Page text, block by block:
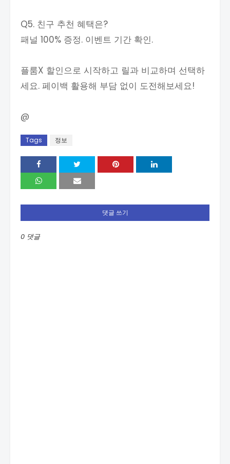
Q5. 친구 추천 혜택은?
패널 100% 증정. 이벤트 기간 확인.
플룸X 할인으로 시작하고 릴과 비교하며 선택하
세요. 페이백 활용해 부담 없이 도전해보세요!
@
Tags 정보
댓글 쓰기
0 댓글